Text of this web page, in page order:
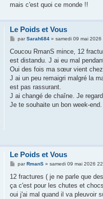
mais c'est quoi ce monde !!
Le Poids et Vous
M
s
a
g
parSarah684» samedi 09 mai 2026
Coucou RmanS mince, 12
est distandu. J ai eu mal
Oui des fois ma sœur vient
J ai un peu remaigri malgré la
est pas rassurant.
J ai changé de chaîne. Je
Je te souhaite un bon week-end.
Le Poids et Vous
M
s
a
g
parRmanS» samedi 09 mai 2026
12 fractures ( je ne parle que
ça c'est pour les chutes et chocs
oui j'ai mal quand il va pleuvoir